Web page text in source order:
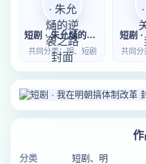
短剧 · 朱允熥的逆袭之路
共同分类：明、短剧
短剧
共同分
作
分类 短剧、明